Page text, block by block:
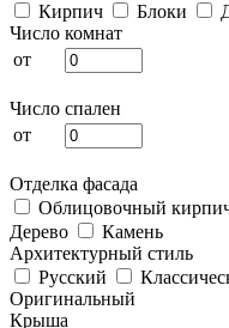
Кирпич
Блоки
Число комнат
от
Число спален
от
Отделка фасада
Облицовочный
Дерево
Камень
Архитектурный стиль
Русский
Оригинальный
Крыша